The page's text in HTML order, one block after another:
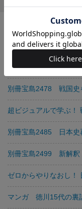
戦国武将の履歴書 教
大人が知らない！ 最新
超ビジュアルで学ぶ
別冊宝島2478 戦国史
超ビジュアルで学ぶ！
別冊宝島2485 日本
別冊宝島2499 新解釈
ゼロからやりなおし！
マンガ 徳川15代の裏